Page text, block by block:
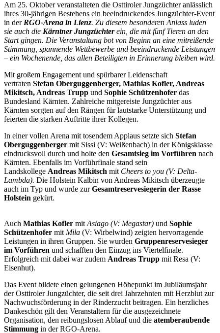
Am 25. Oktober veranstalteten die Osttiroler Jungzüchter anlässlich
ihres 30-jährigen Bestehens ein beeindruckendes Jungzüchter-Event
in der RGO-Arena in Lienz. Zu diesem besonderen Anlass luden
sie auch die Kärntner Jungzüchterein, die mit fünf Tieren an den
Start gingen. Die Veranstaltung bot von Beginn an eine mitreißende
Stimmung, spannende Wettbewerbe und beeindruckende Leistungen
– ein Wochenende, das allen Beteiligten in Erinnerung bleiben wird.
Mit großem Engagement und spürbarer Leidenschaft
vertraten Stefan Oberguggenberger, Mathias Kofler, Andreas
Mikitsch, Andreas Trupp und Sophie Schützenhofer das
Bundesland Kärnten. Zahlreiche mitgereiste Jungzüchter aus
Kärnten sorgten auf den Rängen für lautstarke Unterstützung und
feierten die starken Auftritte ihrer Kollegen.
In einer vollen Arena mit tosendem Applaus setzte sich Stefan
Oberguggenberger mit Sissi (V: Weißenbach) in der Königsklasse
eindrucksvoll durch und holte den Gesamtsieg im Vorführen nach
Kärnten. Ebenfalls im Vorführfinale stand sein
Landskollege Andreas Mikitsch mit Cheers to you (V: Delta-
Lambda). Die Holstein Kalbin von Andreas Mikitsch überzeugte
auch im Typ und wurde zurGesamtreservesiegerin der Rasse
Holstein gekürt.
Auch Mathias Kofler mit Asiago (V: Megastar) und Sophie
Schützenhofer mit Mila (V: Wirbelwind) zeigten hervorragende
Leistungen in ihren Gruppen. Sie wurden Gruppenreservesieger
im Vorführen und schafften den Einzug ins Viertelfinale.
Erfolgreich mit dabei war zudem Andreas Trupp mit Resa (V:
Eisenhut).
Das Event bildete einen gelungenen Höhepunkt im Jubiläumsjahr
der Osttiroler Jungzüchter, die seit drei Jahrzehnten mit Herzblut zur
Nachwuchsförderung in der Rinderzucht beitragen. Ein herzliches
Dankeschön gilt den Veranstaltern für die ausgezeichnete
Organisation, den reibungslosen Ablauf und die atemberaubende
Stimmung in der RGO-Arena.